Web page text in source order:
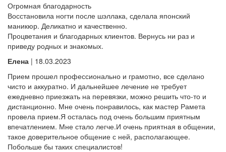
Огромная благодарность
Восстановила ногти после шэллака, сделала японский
маникюр. Деликатно и качественно.
Процветания и благодарных клиентов. Вернусь ни раз и
приведу родных и знакомых.
Елена | 18.03.2023
Прием прошел профессионально и грамотно, все сделано
чисто и аккуратно. И дальнейшее лечение не требует
ежедневно приезжать на перевязки, можно решить что-то и
дистанционно. Мне очень понравилось, как мастер Рамета
провела прием.Я осталась под очень большим приятным
впечатлением. Мне стало легче.И очень приятная в общении,
такое доверительное общение с ней, располагающее.
Побольше бы таких специалистов!